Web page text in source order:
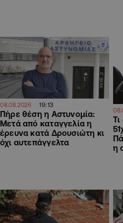
08.08.2026 19:13
Πήρε θέση η Αστυνομία:
Μετά από καταγγελία η
έρευνα κατά Δρουσιώτη κι
όχι αυτεπάγγελτα
η